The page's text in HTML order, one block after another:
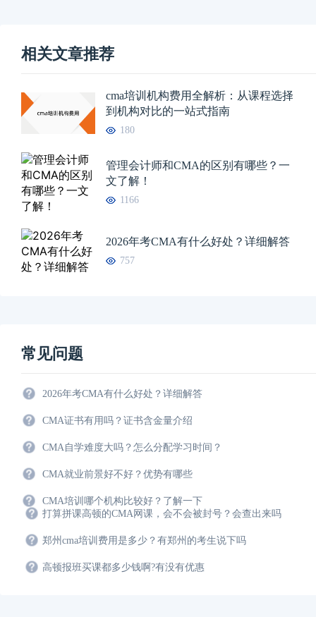
相关文章推荐
cma培训机构费用全解析：从课程选择
到机构对比的一站式指南
180
管理会计师和CMA的区别有哪些？一
文了解！
1166
2026年考CMA有什么好处？详细解答
757
常见问题
2026年考CMA有什么好处？详细解答
CMA证书有用吗？证书含金量介绍
CMA自学难度大吗？怎么分配学习时间？
CMA就业前景好不好？优势有哪些
CMA培训哪个机构比较好？了解一下
打算拼课高顿的CMA网课，会不会被封号？会查出来吗
郑州cma培训费用是多少？有郑州的考生说下吗
高顿报班买课都多少钱啊?有没有优惠